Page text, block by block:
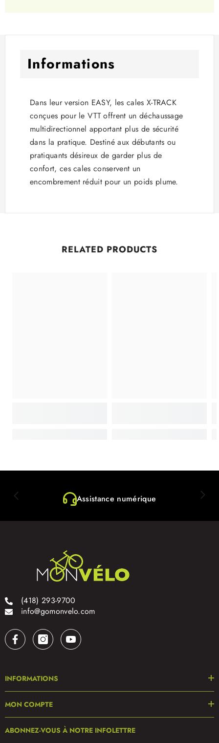
Informations
Dans leur version EASY, les cales X-TRACK
conçues pour le VTT offrent un déchaussage
multidirectionnel apportant plus de sécurité
dans la pratique. Destiné aux débutants ou
pratiquants désireux de garder plus de
confort, ces cales conservent un
encombrement réduit pour un poids plume.
RELATED PRODUCTS
Assistance numérique
(418) 293-9700
info@gomonvelo.com
INFORMATIONS
MON COMPTE
ABONNEZ-VOUS À NOTRE INFOLETTRE